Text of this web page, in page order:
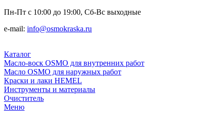
Пн-Пт с 10:00 до 19:00, Сб-Вс выходные
e-mail: info@osmokraska.ru
Каталог
Масло-воск OSMO для внутренних работ
Масло OSMO для наружных работ
Краски и лаки HEMEL
Инструменты и материалы
Очиститель
Меню